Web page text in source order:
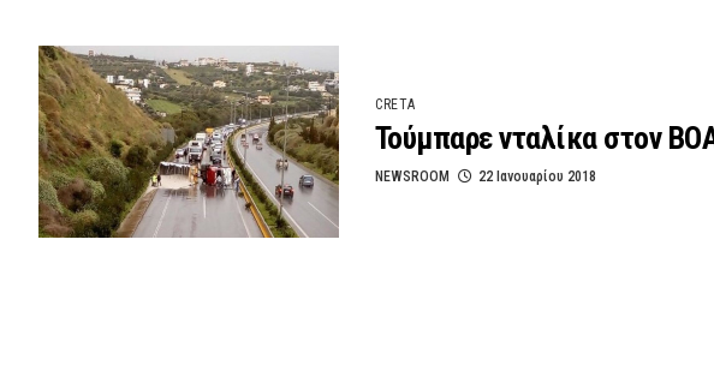
CRETA
Τούμπαρε νταλίκα στον
NEWSROOM 22 Ιανουαρίου 2018